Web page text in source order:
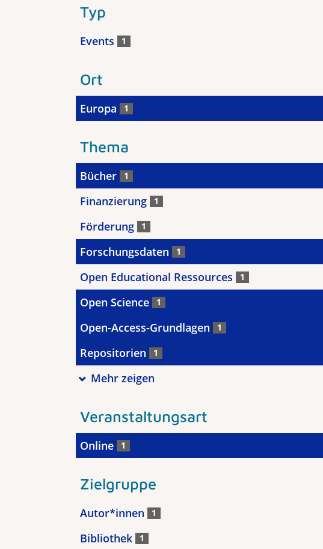
Typ
Events 1
Ort
Europa 1
Thema
Bücher 1
Finanzierung 1
Förderung 1
Forschungsdaten 1
Open Educational Ressources 1
Open Science 1
Open-Access-Grundlagen 1
Repositorien 1
Mehr zeigen
Veranstaltungsart
Online 1
Zielgruppe
Autor*innen 1
Bibliothek 1